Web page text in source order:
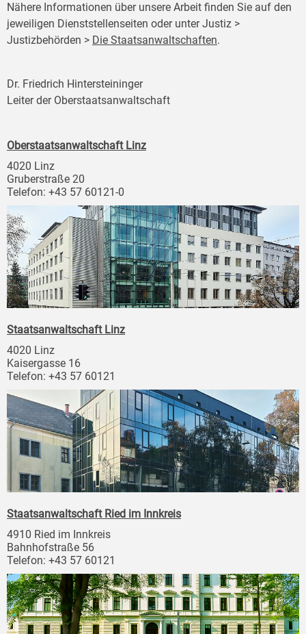
Nähere Informationen über unsere Arbeit finden Sie auf den
jeweiligen Dienststellenseiten oder unter Justiz >
Justizbehörden > Die Staatsanwaltschaften.
Dr. Friedrich Hintersteininger
Leiter der Oberstaatsanwaltschaft
Oberstaatsanwaltschaft Linz
4020 Linz
Gruberstraße 20
Telefon: +43 57 60121-0
Staatsanwaltschaft Linz
4020 Linz
Kaisergasse 16
Telefon: +43 57 60121
Staatsanwaltschaft Ried im Innkreis
4910 Ried im Innkreis
Bahnhofstraße 56
Telefon: +43 57 60121